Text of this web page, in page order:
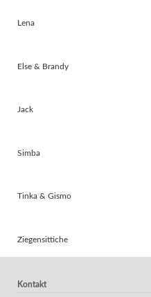
Lena
Else & Brandy
Jack
Simba
Tinka & Gismo
Ziegensittiche
Kontakt